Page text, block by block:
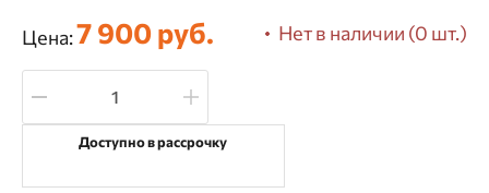
Нет в наличии (0 шт.)
Цена:7 900 руб.
Доступно в рассрочку